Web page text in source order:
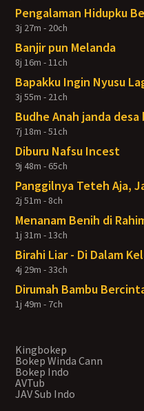
Pengalaman Hidupku
3j 27m - 20ch
Banjir pun Melanda
8j 16m - 11ch
Bapakku Ingin Nyusu
3j 55m - 21ch
Budhe Anah janda
7j 18m - 51ch
Diburu Nafsu Incest
9j 48m - 65ch
Panggilnya Teteh Aja,
2j 51m - 8ch
Menanam Benih di
1j 31m - 13ch
Birahi Liar - Di Dalam
4j 29m - 33ch
Dirumah Bambu
1j 49m - 7ch
Kingbokep
Bokep Winda Cann
Bokep Indo
AVTub
JAV Sub Indo